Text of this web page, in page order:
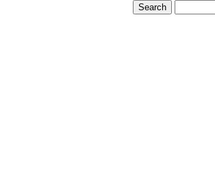
Search